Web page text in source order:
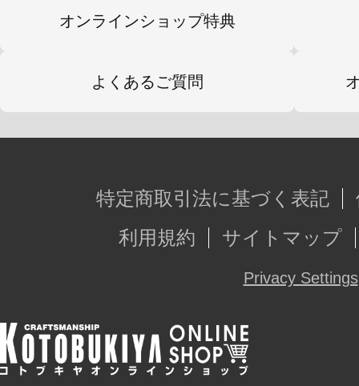
全高14cmの自立型フィギュアロボ
のバトルホビー”を想定したプラモ
成型色は色分けがされ、顔はタンポ
ただけでイメージに近い仕上がりに
3mm径のジョイント穴の採用で、
パーツの多くと組み合わせて遊ぶこ
オンラインショップ特典
よくあるご質問
特定商取引法に基づく表記
利用規約
サイトマップ
Privacy Settings